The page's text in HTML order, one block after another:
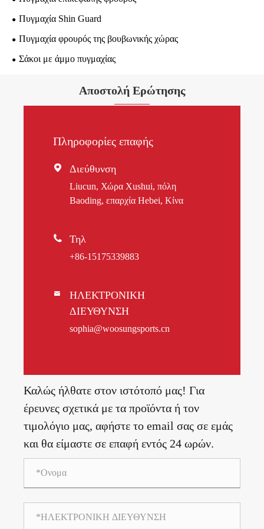
Πυγμαχία Shin Guard
Πυγμαχία φρουρός της βουβωνικής χώρας
Σάκοι με άμμο πυγμαχίας
Αποστολή Ερώτησης
Πληροφορίες επαφής
 Διεύθυνση
Liucun, Χώρα Xushui, πόλη
Baoding, επαρχία Hebei, Κίνα
 Τηλ
+86-15175339883

ΗΛΕΚΤΡΟΝΙΚΗ
ΔΙΕΥΘΥΝΣΗ
sophia@woosungsports.cn
Καλώς ήλθατε στον ιστότοπό μας! Για
έρευνες σχετικά με τα προϊόντα ή τον
τιμολόγιο μας, αφήστε το email σας σε εμάς
και θα είμαστε σε επαφή εντός 24 ωρών.